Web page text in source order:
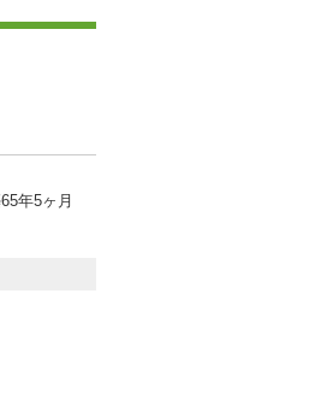
年5ヶ月